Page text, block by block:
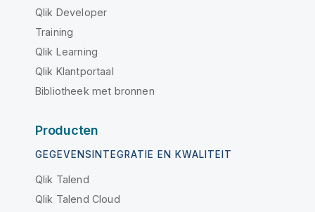
Qlik Developer
Training
Qlik Learning
Qlik Klantportaal
Bibliotheek met bronnen
Producten
GEGEVENSINTEGRATIE EN KWALITEIT
Qlik Talend
Qlik Talend Cloud